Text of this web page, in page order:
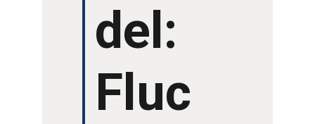
del:
Fluc